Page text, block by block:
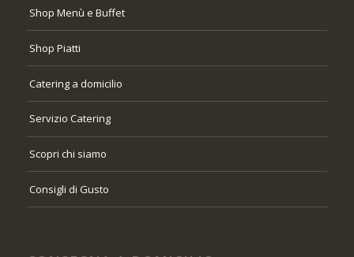
Shop Menù e Buffet
Shop Piatti
Catering a domicilio
Servizio Catering
Scopri chi siamo
Consigli di Gusto